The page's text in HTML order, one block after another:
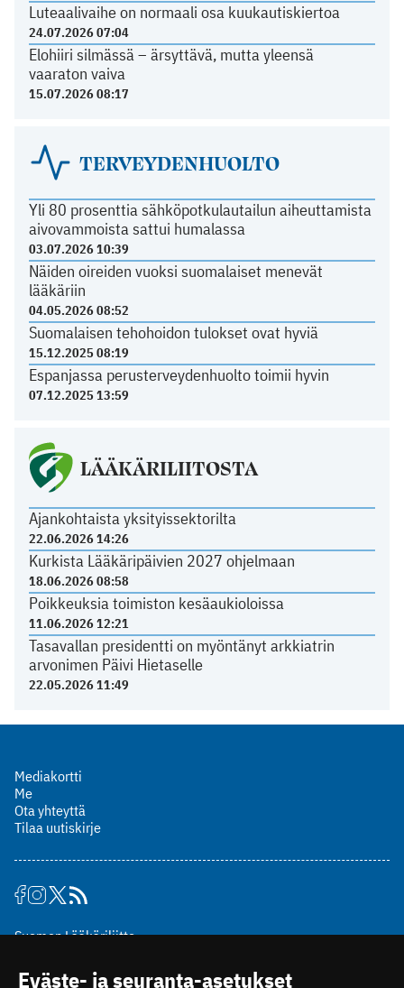
Luteaalivaihe on normaali osa kuukautiskiertoa
24.07.2026 07:04
Elohiiri silmässä – ärsyttävä, mutta yleensä
vaaraton vaiva
15.07.2026 08:17
TERVEYDENHUOLTO
Yli 80 prosenttia sähköpotkulautailun aiheuttamista
aivovammoista sattui humalassa
03.07.2026 10:39
Näiden oireiden vuoksi suomalaiset menevät
lääkäriin
04.05.2026 08:52
Suomalaisen tehohoidon tulokset ovat hyviä
15.12.2025 08:19
Espanjassa perusterveydenhuolto toimii hyvin
07.12.2025 13:59
LÄÄKÄRILIITOSTA
Ajankohtaista yksityissektorilta
22.06.2026 14:26
Kurkista Lääkäripäivien 2027 ohjelmaan
18.06.2026 08:58
Poikkeuksia toimiston kesäaukioloissa
11.06.2026 12:21
Tasavallan presidentti on myöntänyt arkkiatrin
arvonimen Päivi Hietaselle
22.05.2026 11:49
Mediakortti
Me
Ota yhteyttä
Tilaa uutiskirje
Suomen Lääkäriliitto
00510 Helsinki
Eväste- ja seuranta-asetukset